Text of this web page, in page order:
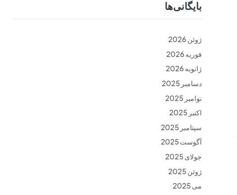
بایگانی‌ها
ژوئن 2026
فوریه 2026
ژانویه 2026
دسامبر 2025
نوامبر 2025
اکتبر 2025
سپتامبر 2025
آگوست 2025
جولای 2025
ژوئن 2025
می 2025